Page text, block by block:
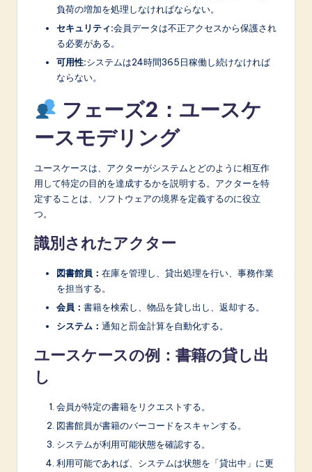
負荷の増加を処理しなければならない。
セキュリティ:会員データは不正アクセスから保護され
る必要がある。
可用性:システムは24時間365日稼働し続けなければ
ならない。
フェーズ2：ユースケ
ースモデリング
ユースケースは、アクターがシステムとどのように相互作
用して特定の目的を達成するかを説明する。アクターを特
定することは、ソフトウェアの境界を定義するのに役立
つ。
識別されたアクター
図書館員： 在庫を管理し、貸出処理を行い、事務作業
を担当する。
会員： 書籍を検索し、物品を貸し出し、返却する。
システム： 通知と罰金計算を自動化する。
ユースケースの例：書籍の貸し出
し
会員が特定の書籍をリクエストする。
図書館員が書籍のバーコードをスキャンする。
システムが利用可能状態を確認する。
利用可能であれば、システムは状態を「貸出中」に更